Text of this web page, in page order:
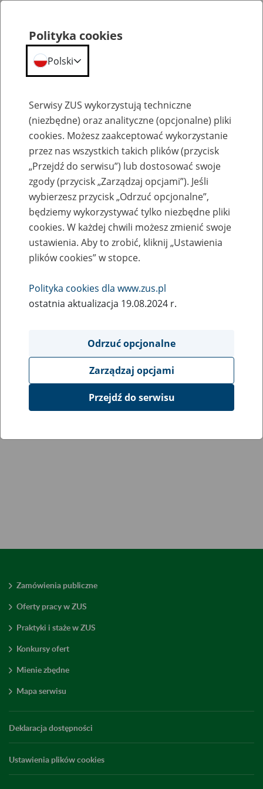
Przepraszamy,
podana strona nie została znaleziona.
Błąd 404
Przejdź do strony głównej
Zamówienia publiczne
Oferty pracy w ZUS
Praktyki i staże w ZUS
Konkursy ofert
Mienie zbędne
Mapa serwisu
Deklaracja dostępności
Ustawienia plików cookies
Polityka cookies
Polski
Serwisy ZUS wykorzystują techniczne
(niezbędne) oraz analityczne (opcjonalne) pliki
cookies. Możesz zaakceptować wykorzystanie
przez nas wszystkich takich plików (przycisk
„Przejdź do serwisu”) lub dostosować swoje
zgody (przycisk „Zarządzaj opcjami”). Jeśli
wybierzesz przycisk „Odrzuć opcjonalne”,
będziemy wykorzystywać tylko niezbędne pliki
cookies. W każdej chwili możesz zmienić swoje
ustawienia. Aby to zrobić, kliknij „Ustawienia
plików cookies” w stopce.
Polityka cookies dla www.zus.pl
ostatnia aktualizacja 19.08.2024 r.
Odrzuć opcjonalne
Zarządzaj opcjami
Przejdź do serwisu